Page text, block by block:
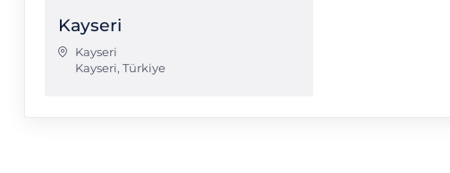
Kayseri
Kayseri
Kayseri, Türkiye